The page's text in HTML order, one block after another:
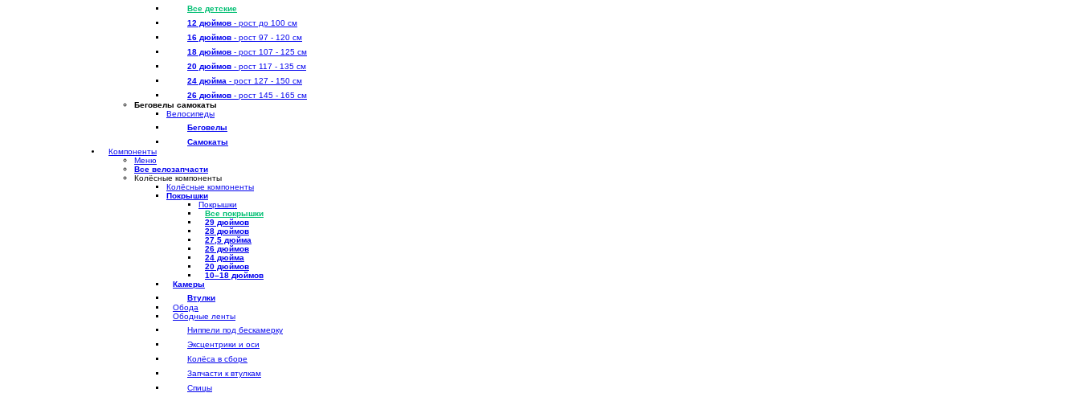
Все детские
12 дюймов - рост до 100 см
16 дюймов - рост 97 - 120 см
18 дюймов - рост 107 - 125 см
20 дюймов - рост 117 - 135 см
24 дюйма - рост 127 - 150 см
26 дюймов - рост 145 - 165 см
Беговелы самокаты
Велосипеды
Беговелы
Самокаты
Компоненты
Меню
Все велозапчасти
Колёсные компоненты
Колёсные компоненты
Покрышки
Покрышки
Все покрышки
29 дюймов
28 дюймов
27,5 дюйма
26 дюймов
24 дюйма
20 дюймов
10–18 дюймов
Камеры
Втулки
Обода
Ободные ленты
Ниппели под бескамерку
Эксцентрики и оси
Колёса в сборе
Запчасти к втулкам
Спицы